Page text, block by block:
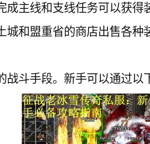
成主线和支线任务可以获得
城和盟重省的商店出售各种
战斗手段。新手可以通过以